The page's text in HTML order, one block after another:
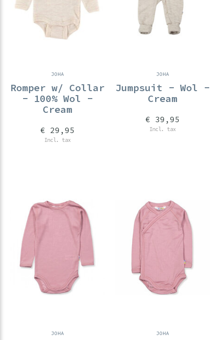
JOHA
Romper w/ Collar
- 100% Wol -
Cream
€ 29,95
Incl. tax
JOHA
Jumpsuit - Wol -
Cream
€ 39,95
Incl. tax
JOHA JOHA